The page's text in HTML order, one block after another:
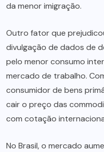
da menor imigração.
Outro fator que
divulgação de dados de
pelo menor consumo
mercado de trabalho.
consumidor de bens
cair o preço das
com cotação
No Brasil, o mercado